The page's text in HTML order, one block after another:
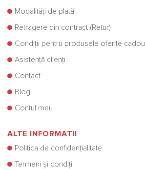
Modalități de plată
Retragere din contract (Retur)
Condiții pentru produsele oferite cadou
Asistență clienți
Contact
Blog
Contul meu
ALTE INFORMATII
Politica de confidențialitate
Termeni și condiții